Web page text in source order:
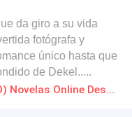
da giro a su vida
fotógrafa y
único hasta que
de Dekel.....
DEKEL (HISTORIA DE UN ASESINO) Novelas Online Descarga gratuita de PDF